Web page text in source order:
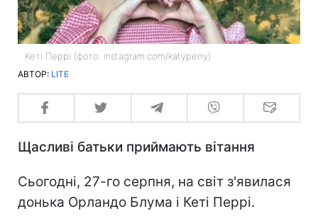
Кеті Перрі (фото: instagram.com/katyperry)
АВТОР: LITE
Щасливі батьки приймають вітання
Сьогодні, 27-го серпня, на світ з'явилася
донька Орландо Блума і Кеті Перрі.